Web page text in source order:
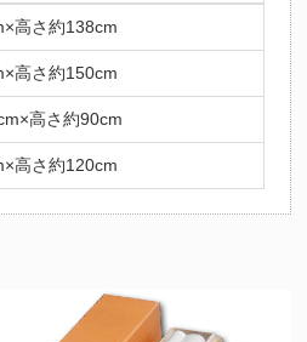
高さ約138cm
高さ約150cm
高さ約90cm
高さ約120cm